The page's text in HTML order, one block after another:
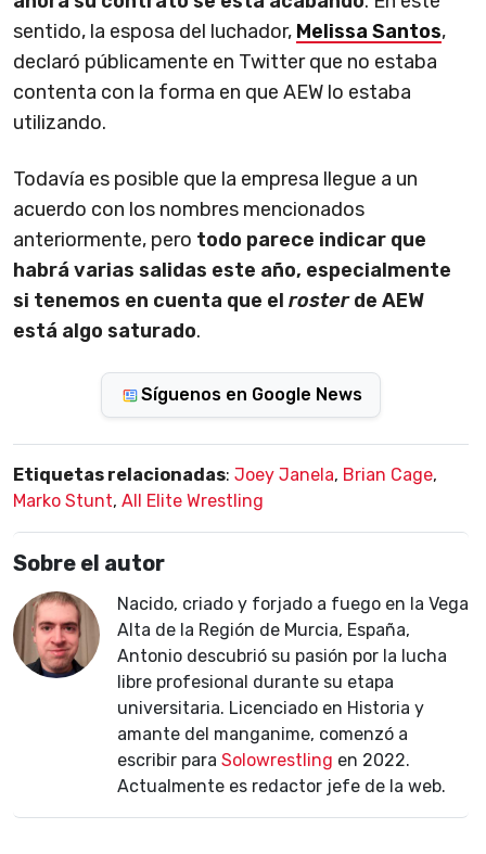
sentido, la esposa del luchador, Melissa Santos,
declaró públicamente en Twitter que no estaba
contenta con la forma en que AEW lo estaba
utilizando.
Todavía es posible que la empresa llegue a un
acuerdo con los nombres mencionados
anteriormente, pero todo parece indicar que
habrá varias salidas este año, especialmente
si tenemos en cuenta que el rosterde AEW
está algo saturado.
Síguenos en Google News
Etiquetas relacionadas: Joey Janela, Brian Cage,
Marko Stunt, All Elite Wrestling
Sobre el autor
Nacido, criado y forjado a fuego en la Vega
Alta de la Región de Murcia, España,
Antonio descubrió su pasión por la lucha
libre profesional durante su etapa
universitaria. Licenciado en Historia y
amante del manganime, comenzó a
escribir para Solowrestling en 2022.
Actualmente es redactor jefe de la web.